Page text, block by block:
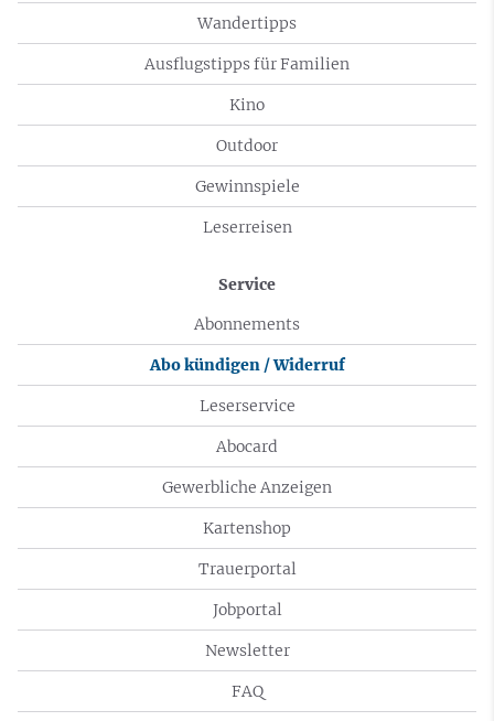
Wandertipps
Ausflugstipps für Familien
Kino
Outdoor
Gewinnspiele
Leserreisen
Service
Abonnements
Abo kündigen / Widerruf
Leserservice
Abocard
Gewerbliche Anzeigen
Kartenshop
Trauerportal
Jobportal
Newsletter
FAQ